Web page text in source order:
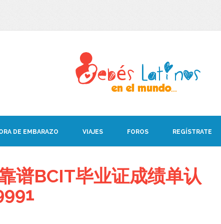
DE EMBARAZO VIAJES FOROS REGÍSTRATE
谱BCIT毕业证成绩单认